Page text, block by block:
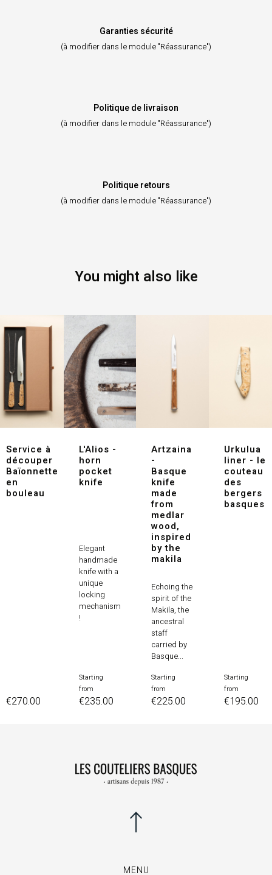
Garanties sécurité
(à modifier dans le module "Réassurance")
Politique de livraison
(à modifier dans le module "Réassurance")
Politique retours
(à modifier dans le module "Réassurance")
You might also like
Service à
découper
Baïonnette
en
bouleau
Price
€270.00
L'Alios -
horn
pocket
knife
Elegant
handmade
knife with a
unique
locking
mechanism
!
Starting
from
€235.00
Artzaina
-
Basque
knife
made
from
medlar
wood,
inspired
by the
makila
Echoing the
spirit of the
Makila, the
ancestral
staff
carried by
Basque...
Starting
from
€225.00
Urkulua
liner - le
couteau
des
bergers
basques
Starting
from
€195.00
MENU